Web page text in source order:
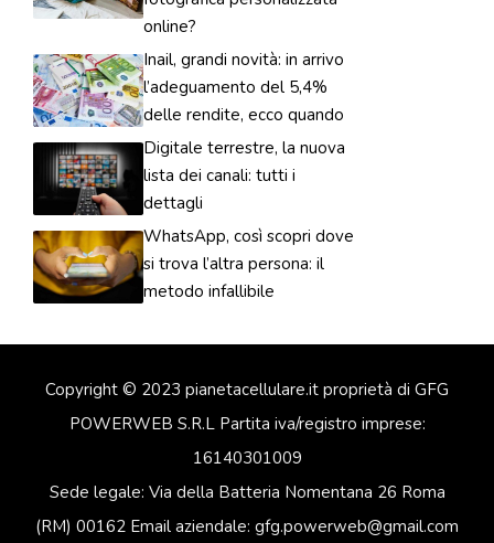
online?
Inail, grandi novità: in arrivo
l’adeguamento del 5,4%
delle rendite, ecco quando
Digitale terrestre, la nuova
lista dei canali: tutti i
dettagli
WhatsApp, così scopri dove
si trova l’altra persona: il
metodo infallibile
Copyright © 2023 pianetacellulare.it proprietà di GFG
POWERWEB S.R.L Partita iva/registro imprese:
16140301009
Sede legale: Via della Batteria Nomentana 26 Roma
(RM) 00162 Email aziendale: gfg.powerweb@gmail.com